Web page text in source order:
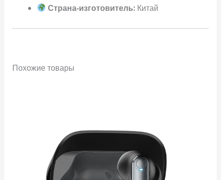
Страна‑изготовитель: Китай
Похожие товары